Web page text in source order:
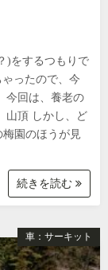
)をするつもりで
ったので、今
今回は、養老の
山頂 しかし、ど
園のほうが見
続きを読む
車：サーキット